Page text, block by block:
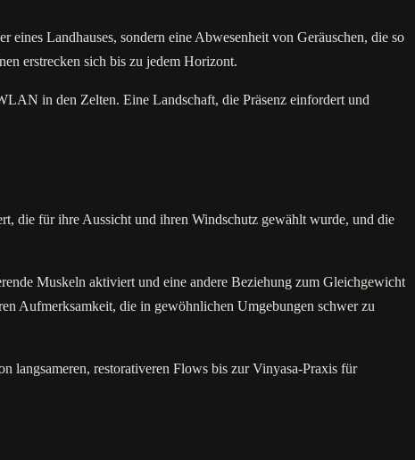
eines Landhauses, sondern eine Abwesenheit von Geräuschen, die so
erstrecken sich bis zu jedem Horizont.
in den Zelten. Eine Landschaft, die Präsenz einfordert und
die für ihre Aussicht und ihren Windschutz gewählt wurde, und die
Muskeln aktiviert und eine andere Beziehung zum Gleichgewicht
Aufmerksamkeit, die in gewöhnlichen Umgebungen schwer zu
langsameren, restorativeren Flows bis zur Vinyasa-Praxis für